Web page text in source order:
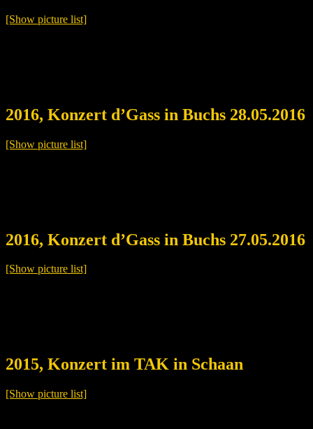
[Show picture list]
2016, Konzert d’Gass in Buchs 28.05.2016
[Show picture list]
2016, Konzert d’Gass in Buchs 27.05.2016
[Show picture list]
2015, Konzert im TAK in Schaan
[Show picture list]